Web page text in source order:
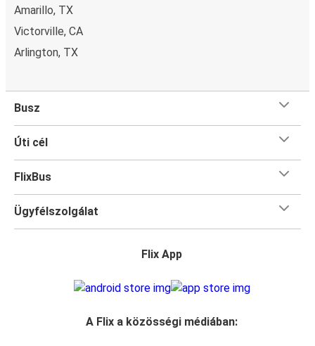
Amarillo, TX
Victorville, CA
Arlington, TX
Busz
Úti cél
FlixBus
Ügyfélszolgálat
Flix App
A Flix a közösségi médiában: